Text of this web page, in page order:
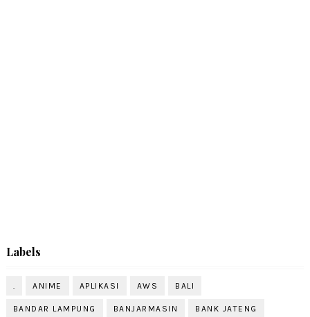
Labels
. ANIME APLIKASI AWS BALI
BANDAR LAMPUNG BANJARMASIN BANK JATENG